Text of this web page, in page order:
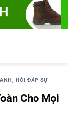
, HỎI ĐÁP SỰ
Cho Mọi